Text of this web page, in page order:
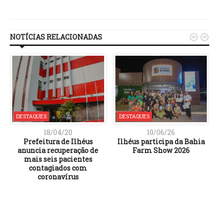
NOTÍCIAS RELACIONADAS
DESTAQUES
18/04/20
Prefeitura de Ilhéus
anuncia recuperação de
mais seis pacientes
contagiados com
coronavírus
DESTAQUES
10/06/26
Ilhéus participa da Bahia
Farm Show 2026
 